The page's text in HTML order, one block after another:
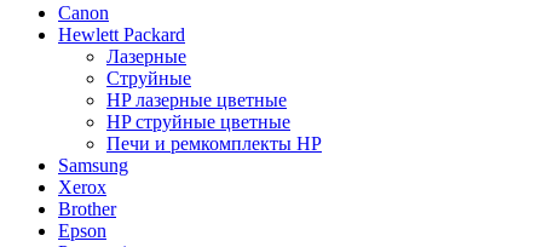
Canon
Hewlett Packard
Лазерные
Струйные
HP лазерные цветные
HP струйные цветные
Печи и ремкомплекты HP
Samsung
Xerox
Brother
Epson